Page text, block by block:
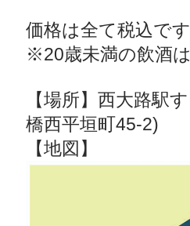
価格は全て税込で
※20歳未満の飲酒
【場所】西大路駅
橋西平垣町45-2)
【地図】